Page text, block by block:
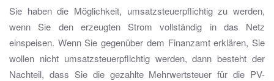
Sie haben die Möglichkeit, umsatzsteuerpflichtig zu werden,
wenn Sie den erzeugten Strom vollständig in das Netz
einspeisen. Wenn Sie gegenüber dem Finanzamt erklären, Sie
wollen nicht umsatzsteuerpflichtig werden, dann besteht der
Nachteil, dass Sie die gezahlte Mehrwertsteuer für die PV-